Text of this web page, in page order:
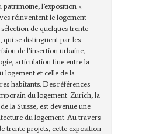
patrimoine, l’exposition «
réinventent le logement
de quelques trente
qui se distinguent par les
de l’insertion urbaine,
articulation fine entre la
logement et celle de la
habitants. Des références
du logement. Zurich, la
la Suisse, est devenue une
du logement. Au travers
trente projets, cette exposition